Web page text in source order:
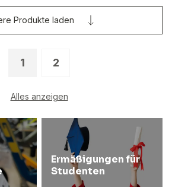
1 2
Alles anzeigen
Produkte laden
Ermäßigungen für
Studenten